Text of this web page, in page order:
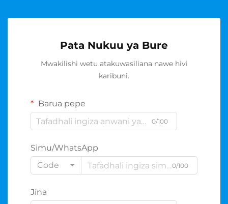
Pata Nukuu ya Bure
Mwakilishi wetu atakuwasiliana nawe hivi
karibuni.
Barua pepe
0/100
Simu/WhatsApp
Code
0/100
Jina